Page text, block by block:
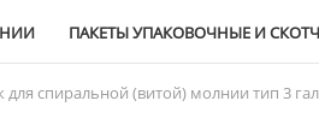
ПАКЕТЫ УПАКОВОЧНЫЕ И СКОТЧ
для спиральной (витой) молнии тип 3